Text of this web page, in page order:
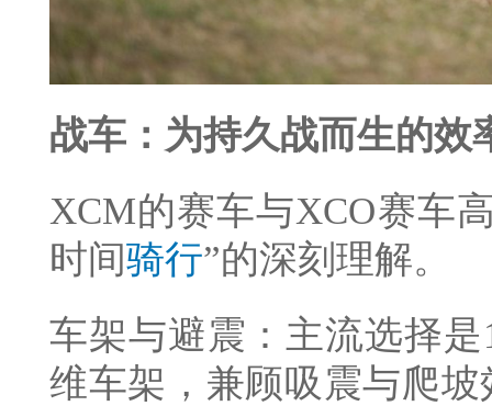
战车：为持久战而生的效
XCM的赛车与XCO赛车
时间骑行”的深刻理解。
车架与避震：主流选择
维车架，兼顾吸震与爬